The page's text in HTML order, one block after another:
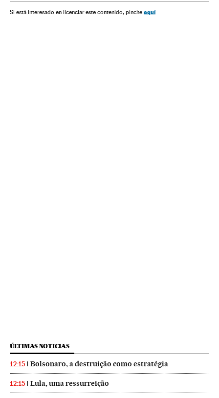
Si está interesado en licenciar este contenido, pinche aquí
ÚLTIMAS NOTICIAS
12:15 Bolsonaro, a destruição como estratégia
12:15 Lula, uma ressurreição